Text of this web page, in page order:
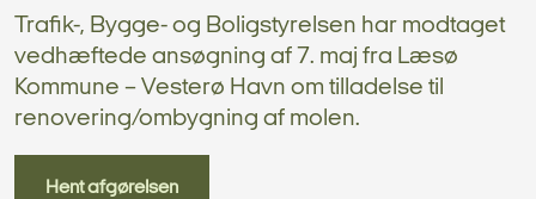
Trafik-, Bygge- og Boligstyrelsen har modtaget
vedhæftede ansøgning af 7. maj fra Læsø
Kommune – Vesterø Havn om tilladelse til
renovering/ombygning af molen.
Hent afgørelsen